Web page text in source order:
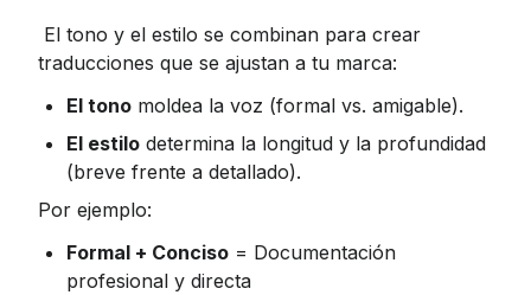
traducciones que se ajustan a tu marca:
El tono moldea la voz (formal vs. amigable).
El estilo determina la longitud y la profundidad
(breve frente a detallado).
Por ejemplo:
Formal + Conciso = Documentación
profesional y directa